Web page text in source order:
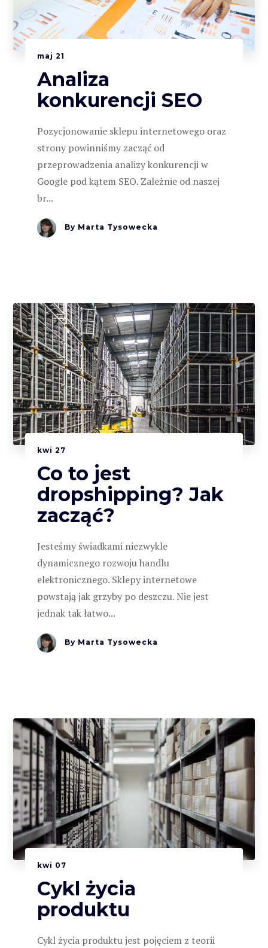
maj 21
Analiza
konkurencji SEO
Pozycjonowanie sklepu internetowego oraz
strony powinniśmy zacząć od
przeprowadzenia analizy konkurencji w
Google pod kątem SEO. Zależnie od naszej
br...
By Marta Tysowecka
kwi 27
Co to jest
dropshipping? Jak
zacząć?
Jesteśmy świadkami niezwykle
dynamicznego rozwoju handlu
elektronicznego. Sklepy internetowe
powstają jak grzyby po deszczu. Nie jest
jednak tak łatwo...
By Marta Tysowecka
kwi 07
Cykl życia
produktu
Cykl życia produktu jest pojęciem z teorii